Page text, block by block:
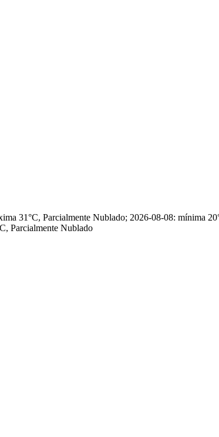
31°C, Parcialmente Nublado; 2026-08-08: mínima
Parcialmente Nublado